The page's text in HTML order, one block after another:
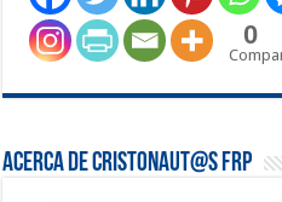
0
Acerca de Cristonaut@s FRP